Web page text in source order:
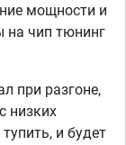
мощности и
на чип тюнинг
при разгоне,
низких
и будет